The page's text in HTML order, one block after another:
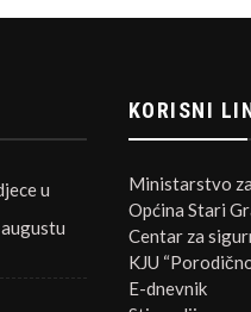
u
KORISNI
Ministarstvo
Općina Stari
Centar za
KJU
E-dnevnik